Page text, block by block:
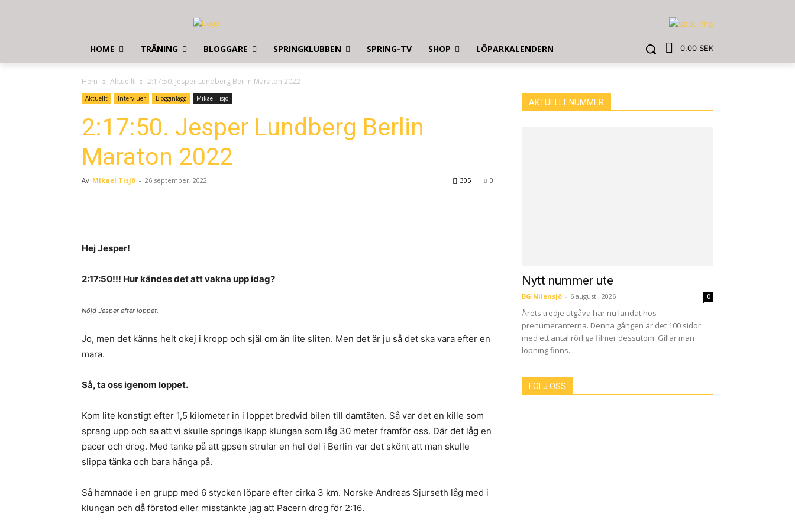
0,00 SEK
HOME TRÄNING BLOGGARE SPRINGKLUBBEN SPRING-TV SHOP LÖPARKALENDERN
Hem Aktuellt 2:17:50. Jesper Lundberg Berlin Maraton 2022
Aktuellt Intervjuer Blogginlägg Mikael Tisjö
2:17:50. Jesper Lundberg Berlin
Maraton 2022
Av Mikael Tisjö - 26 september, 2022 0
305
Hej Jesper!
2:17:50!!! Hur kändes det att vakna upp idag?
Nöjd Jesper efter loppet.
Jo, men det känns helt okej i kropp och själ om än lite sliten. Men det är ju så det ska vara efter en
mara.
Så, ta oss igenom loppet.
Kom lite konstigt efter 1,5 kilometer in i loppet bredvid bilen till damtäten. Så var det en kille som
sprang upp och sa att vi skulle springa ikapp klungan som låg 30 meter framför oss. Där det låg en
pacer och drog. Med tanke på att gpsen strular en hel del i Berlin var det skönt att man skulle
slippa tänka och bara hänga på.
Så hamnade i en grupp med 6 stycken löpare efter cirka 3 km. Norske Andreas Sjurseth låg med i
klungan och då förstod eller misstänkte jag att Pacern drog för 2:16.
AKTUELLT NUMMER
Nytt nummer ute
BG Nilensjö - 6 augusti, 2026 0
Årets tredje utgåva har nu landat hos
prenumeranterna. Denna gången är det 100 sidor
med ett antal rörliga filmer dessutom. Gillar man
löpning finns...
FÖLJ OSS